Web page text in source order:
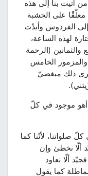
أتيت بنا إلى هذه
على الخشبة
الفردوس وأبدْت
لهذه الساعة،
(الرحمة
الخامس
ذلك مبغضيّ
موجود في كلّ
لأنّنا كما
نخطئ وإن
ألّا نعاود
كما يقول